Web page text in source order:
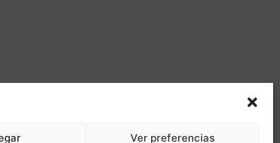
Ver preferencias